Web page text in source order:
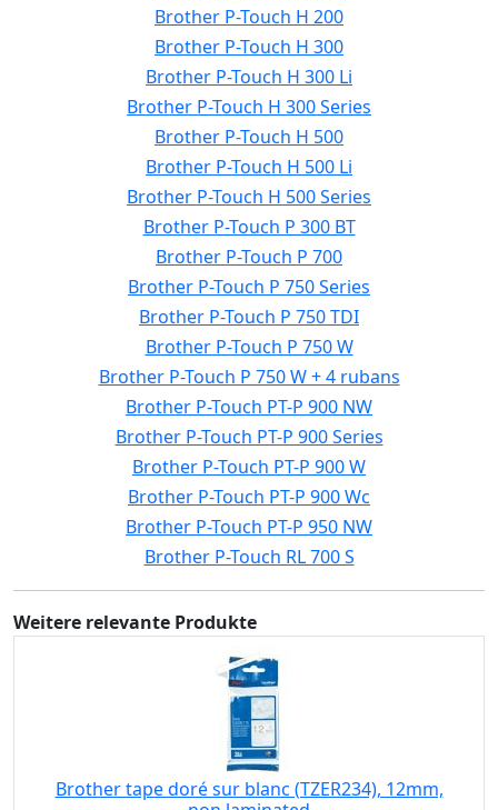
Brother P-Touch H 200
Brother P-Touch H 300
Brother P-Touch H 300 Li
Brother P-Touch H 300 Series
Brother P-Touch H 500
Brother P-Touch H 500 Li
Brother P-Touch H 500 Series
Brother P-Touch P 300 BT
Brother P-Touch P 700
Brother P-Touch P 750 Series
Brother P-Touch P 750 TDI
Brother P-Touch P 750 W
Brother P-Touch P 750 W + 4 rubans
Brother P-Touch PT-P 900 NW
Brother P-Touch PT-P 900 Series
Brother P-Touch PT-P 900 W
Brother P-Touch PT-P 900 Wc
Brother P-Touch PT-P 950 NW
Brother P-Touch RL 700 S
Weitere relevante Produkte
Brother tape doré sur blanc (TZER234), 12mm,